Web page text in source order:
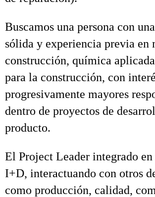
Buscamos una persona con
sólida y experiencia previa en
construcción, química
para la construcción, con
progresivamente mayores
dentro de proyectos de
producto.
El Project Leader integrado
I+D, interactuando con otros
como producción, calidad,